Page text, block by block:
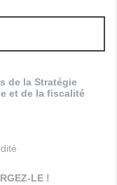
de la Stratégie
et de la fiscalité
LE !